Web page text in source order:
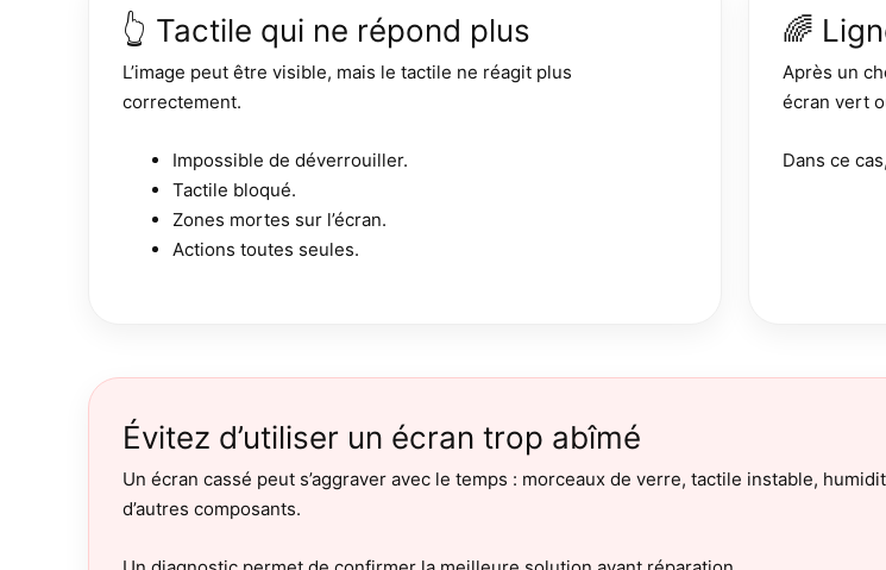
👆 Tactile qui ne répond plus
L’image peut être visible, mais le tactile ne réagit plus
correctement.
Impossible de déverrouiller.
Tactile bloqué.
Zones mortes sur l’écran.
Actions toutes seules.
🌈
Après un
écran vert
Dans ce
Évitez d’utiliser un écran trop abîmé
Un écran cassé peut s’aggraver avec le temps : morceaux de verre, tactile instable,
d’autres composants.